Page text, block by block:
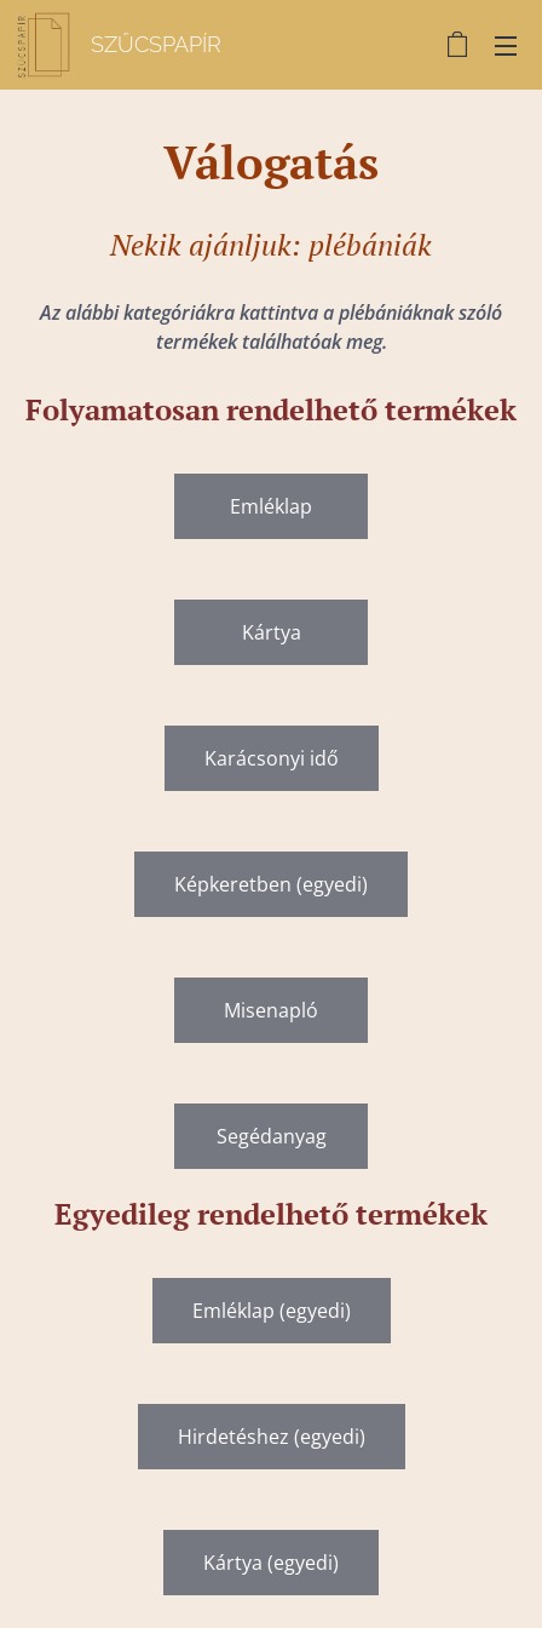
SZŰCSPAPÍR
Válogatás
Nekik ajánljuk: plébániák
Az alábbi kategóriákra kattintva a plébániáknak szóló
termékek találhatóak meg.
Folyamatosan rendelhető termékek
Emléklap
Kártya
Karácsonyi idő
Képkeretben (egyedi)
Misenapló
Segédanyag
Egyedileg rendelhető termékek
Emléklap (egyedi)
Hirdetéshez (egyedi)
Kártya (egyedi)